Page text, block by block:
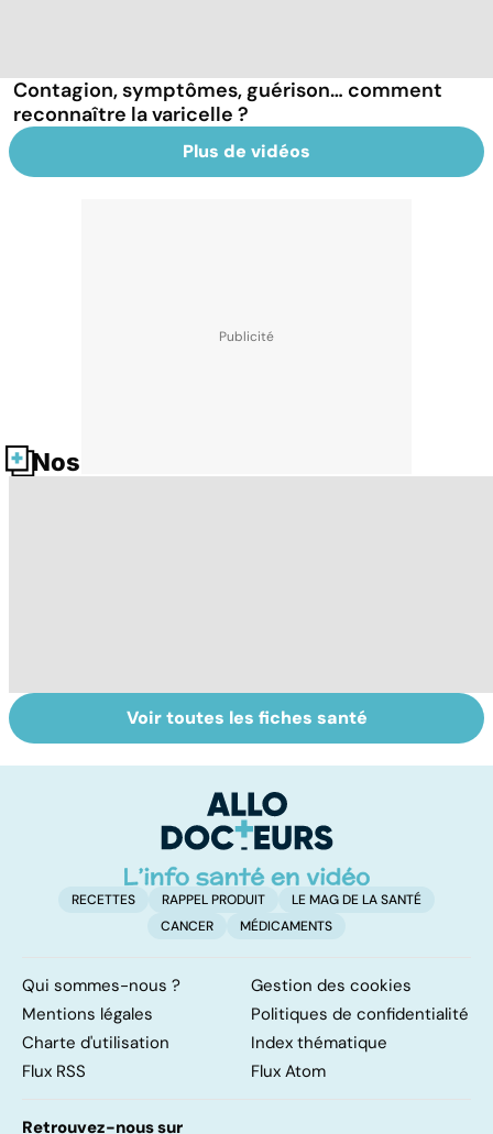
Contagion, symptômes, guérison… comment
reconnaître la varicelle ?
Plus de vidéos
Nos fiches santé
éruptives :
Cataracte :
opérer pour
corriger
Voir toutes les fiches santé
RECETTES RAPPEL PRODUIT
LE MAG DE LA SANTÉ
CANCER
MÉDICAMENTS
Qui sommes-nous ?
Gestion des cookies
Mentions légales
Politiques de confidentialité
Charte d'utilisation
Index thématique
Flux RSS
Flux Atom
Retrouvez-nous sur